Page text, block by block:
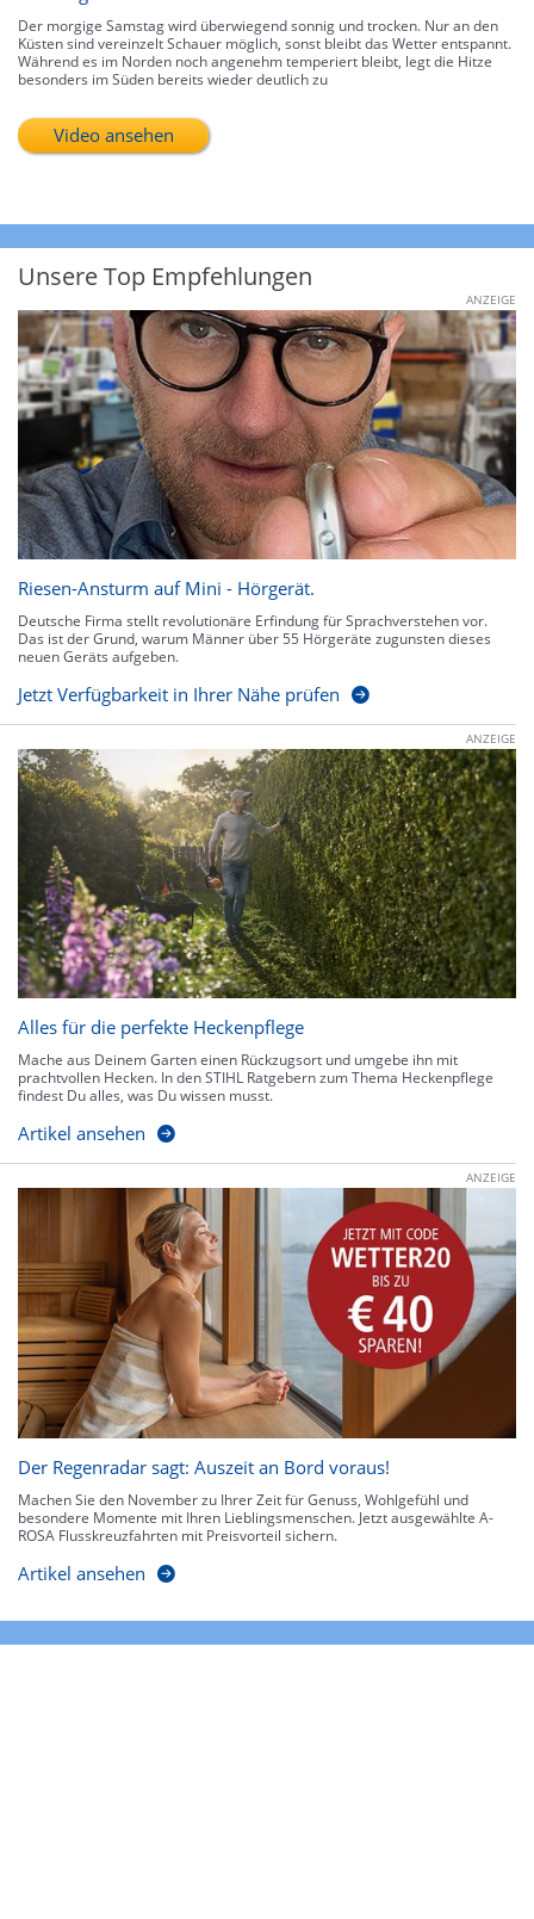
Der morgige Samstag wird überwiegend sonnig und trocken. Nur an den
Küsten sind vereinzelt Schauer möglich, sonst bleibt das Wetter entspannt.
Während es im Norden noch angenehm temperiert bleibt, legt die Hitze
besonders im Süden bereits wieder deutlich zu
Video ansehen
Unsere Top Empfehlungen
ANZEIGE
Riesen-Ansturm auf Mini - Hörgerät.
Deutsche Firma stellt revolutionäre Erfindung für Sprachverstehen vor.
Das ist der Grund, warum Männer über 55 Hörgeräte zugunsten dieses
neuen Geräts aufgeben.
Jetzt Verfügbarkeit in Ihrer Nähe prüfen
ANZEIGE
Alles für die perfekte Heckenpflege
Mache aus Deinem Garten einen Rückzugsort und umgebe ihn mit
prachtvollen Hecken. In den STIHL Ratgebern zum Thema Heckenpflege
findest Du alles, was Du wissen musst.
Artikel ansehen
ANZEIGE
Der Regenradar sagt: Auszeit an Bord voraus!
Machen Sie den November zu Ihrer Zeit für Genuss, Wohlgefühl und
besondere Momente mit Ihren Lieblingsmenschen. Jetzt ausgewählte A-
ROSA Flusskreuzfahrten mit Preisvorteil sichern.
Artikel ansehen